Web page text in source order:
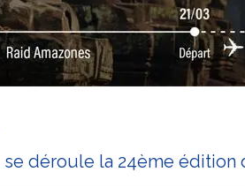
se déroule la 24ème édition